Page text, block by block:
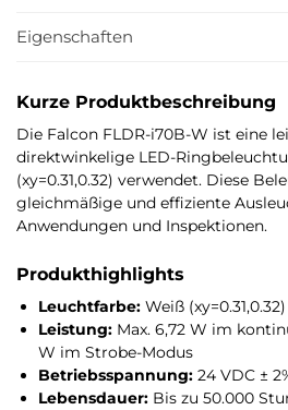
Eigenschaften
Kurze Produktbeschreibung
Die Falcon FLDR-i70B-W ist eine
direktwinkelige LED-
(xy=0.31,0.32) verwendet. Diese
gleichmäßige und effiziente
Anwendungen und Inspektionen.
Produkthighlights
Leuchtfarbe: Weiß (xy=0.31,0.32)
Leistung: Max. 6,72 W im
W im Strobe-Modus
Betriebsspannung: 24 VDC ±
Lebensdauer: Bis zu 50.000